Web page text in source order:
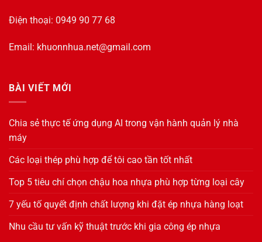
Điện thoại: 0949 90 77 68
Email: khuonnhua.net@gmail.com
BÀI VIẾT MỚI
Chia sẻ thực tế ứng dụng AI trong vận hành quản lý nhà
máy
Các loại thép phù hợp để tôi cao tần tốt nhất
Top 5 tiêu chí chọn chậu hoa nhựa phù hợp từng loại cây
7 yếu tố quyết định chất lượng khi đặt ép nhựa hàng loạt
Nhu cầu tư vấn kỹ thuật trước khi gia công ép nhựa